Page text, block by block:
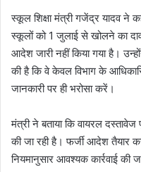
स्कूल शिक्षा मंत्री गजेंद्र यादव ने
स्कूलों को 1 जुलाई से खोलने का दावा
आदेश जारी नहीं किया गया है।
की है कि वे केवल विभाग के
जानकारी पर ही भरोसा करें।
मंत्री ने बताया कि वायरल
की जा रही है। फर्जी आदेश तैयार
नियमानुसार आवश्यक कार्रवाई की